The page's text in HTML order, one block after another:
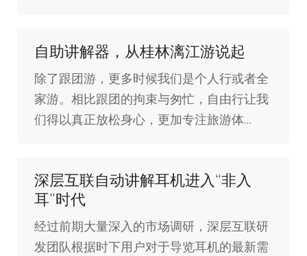
自助讲解器，从桂林漓江游说起
除了跟团游，更多时候我们是个人行或者全
家游。相比跟团的拘束与匆忙，自由行让我
们得以真正放松身心，更加专注旅游体…
深层互联自动讲解耳机进入“非入
耳”时代
经过前期大量深入的市场调研，深层互联研
发团队根据时下用户对于导览耳机的最新需